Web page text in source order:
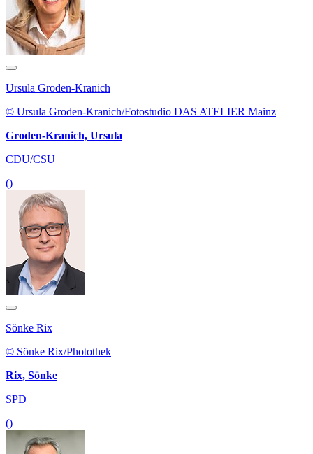
Ursula Groden-Kranich
© Ursula Groden-Kranich/Fotostudio DAS ATELIER Mainz
Groden-Kranich, Ursula
CDU/CSU
()
Sönke Rix
© Sönke Rix/Photothek
Rix, Sönke
SPD
()